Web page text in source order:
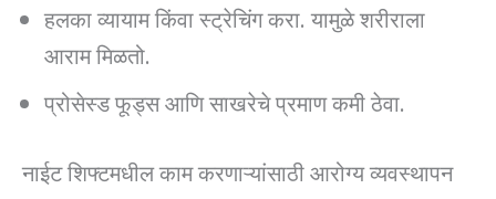
हलका व्यायाम किंवा स्ट्रेचिंग करा. यामुळे शरीराला
आराम मिळतो.
प्रोसेस्ड फूड्स आणि साखरेचे प्रमाण कमी ठेवा.
नाईट शिफ्टमधील काम करणाऱ्यांसाठी आरोग्य व्यवस्थापन